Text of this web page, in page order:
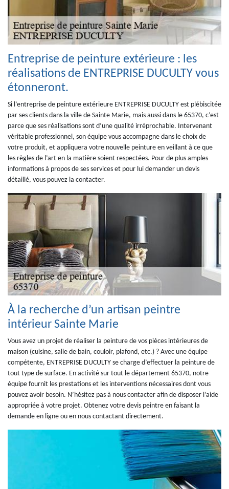
Entreprise de peinture extérieure : les
réalisations de ENTREPRISE DUCULTY vous
étonneront.
Si l’entreprise de peinture extérieure ENTREPRISE DUCULTY est plébiscitée
par ses clients dans la ville de Sainte Marie, mais aussi dans le 65370, c’est
parce que ses réalisations sont d’une qualité irréprochable. Intervenant
véritable professionnel, son équipe vous accompagne dans le choix de
votre produit, et appliquera votre nouvelle peinture en veillant à ce que
les règles de l’art en la matière soient respectées. Pour de plus amples
informations à propos de ses services et pour lui demander un devis
détaillé, vous pouvez la contacter.
À la recherche d’un artisan peintre
intérieur Sainte Marie
Vous avez un projet de réaliser la peinture de vos pièces intérieures de
maison (cuisine, salle de bain, couloir, plafond, etc.) ? Avec une équipe
compétente, ENTREPRISE DUCULTY se charge d’effectuer la peinture de
tout type de surface. En activité sur tout le département 65370, notre
équipe fournit les prestations et les interventions nécessaires dont vous
pouvez avoir besoin. N’hésitez pas à nous contacter afin de disposer l’aide
appropriée à votre projet. Obtenez votre devis peintre en faisant la
demande en ligne ou en nous contactant directement.